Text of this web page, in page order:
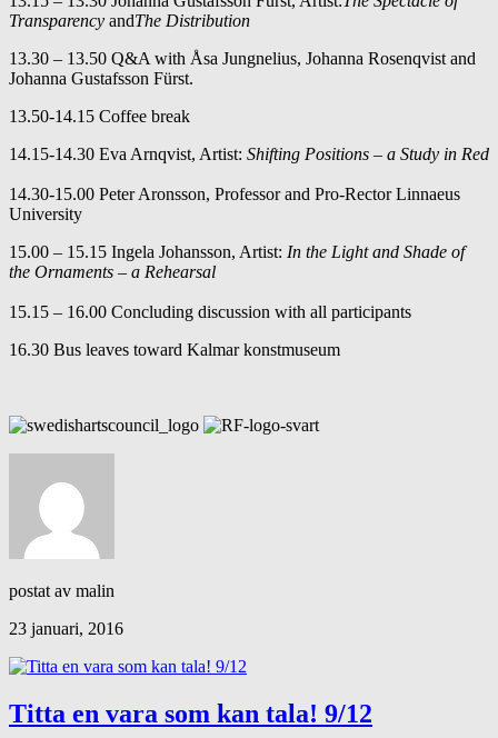
Transparency andThe Distribution
13.30 – 13.50 Q&A with Åsa Jungnelius, Johanna Rosenqvist and
Johanna Gustafsson Fürst.
13.50-14.15 Coffee break
14.15-14.30 Eva Arnqvist, Artist: Shifting Positions – a Study in Red
14.30-15.00 Peter Aronsson, Professor and Pro-Rector Linnaeus
University
15.00 – 15.15 Ingela Johansson, Artist: In the Light and Shade of
the Ornaments – a Rehearsal
15.15 – 16.00 Concluding discussion with all participants
16.30 Bus leaves toward Kalmar konstmuseum
postat av malin
23 januari, 2016
Titta en vara som kan tala! 9/12